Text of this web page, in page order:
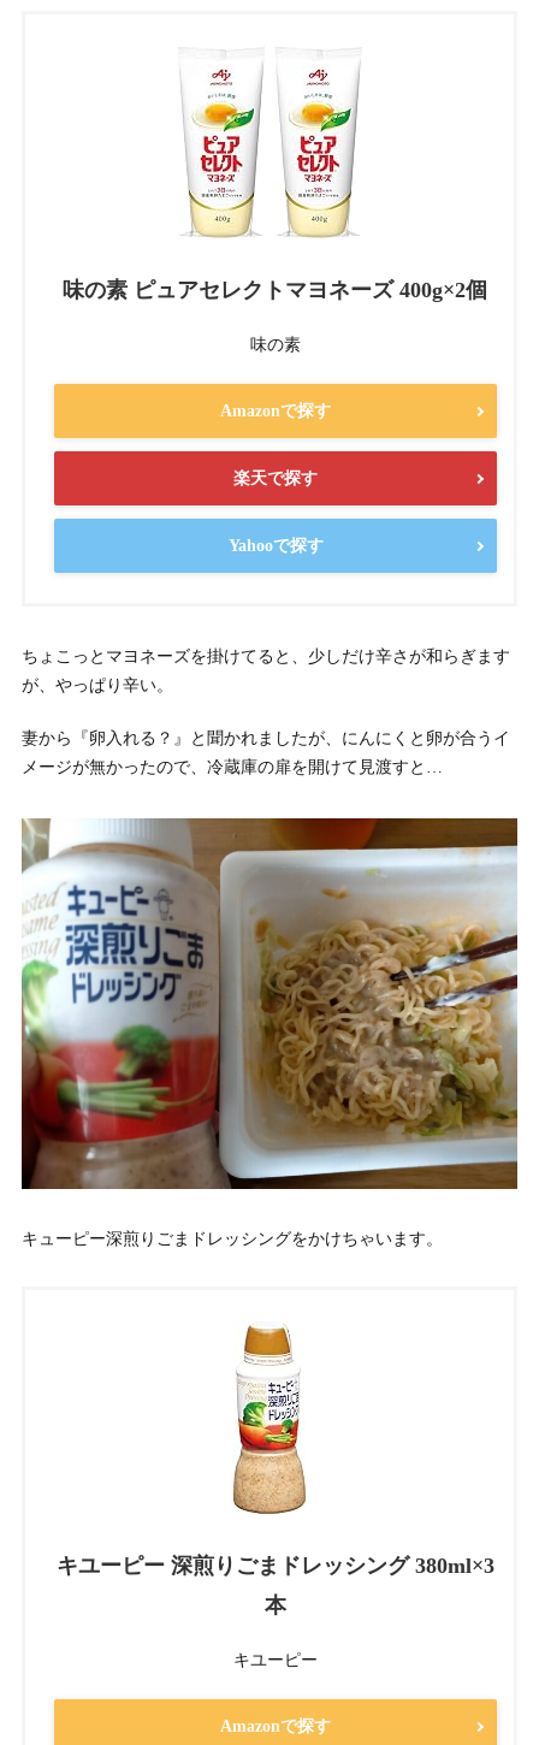
味の素 ピュアセレクトマヨネーズ 400g×2個
味の素
Amazonで探す
楽天で探す
Yahooで探す
ちょこっとマヨネーズを掛けてると、少しだけ辛さが和らぎます
が、やっぱり辛い。
妻から『卵入れる？』と聞かれましたが、にんにくと卵が合うイ
メージが無かったので、冷蔵庫の扉を開けて見渡すと…
キューピー深煎りごまドレッシングをかけちゃいます。
キユーピー 深煎りごまドレッシング 380ml×3
本
キユーピー
Amazonで探す